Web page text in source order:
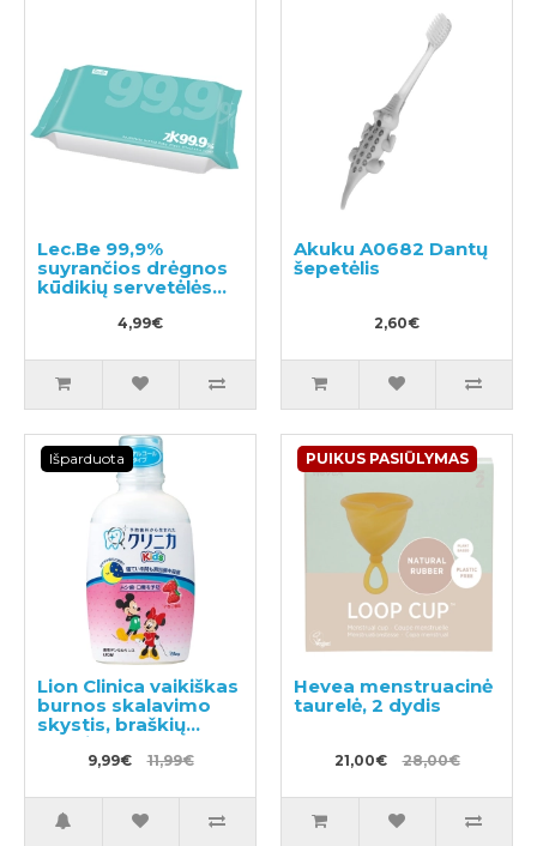
Lec.Be 99,9%
suyrančios drėgnos
kūdikių servetėlės
4,99€
Akuku A0682 Dantų
šepetėlis
2,60€
Išparduota
Lion Clinica vaikiškas
burnos skalavimo
skystis, braškių
skonio 250ml
9,99€ 11,99€
PUIKUS PASIŪLYMAS
Hevea menstruacinė
taurelė, 2 dydis
21,00€ 28,00€